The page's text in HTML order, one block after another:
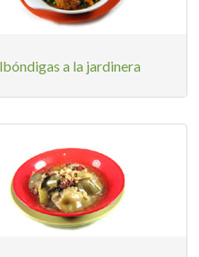
a la jardinera